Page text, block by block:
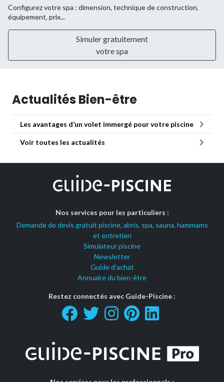
Configurez votre spa : dimension, technique de construction,
équipement, prix...
Simuler gratuitement
votre spa
Actualités Bien-être
Les avantages d’un volet immergé pour votre piscine
Voir toutes les actualités
Nos services pour les particuliers :
Demande de devis gratuit piscine, abris, spa, sauna, hammams
et entretien
Simulateur piscine
Newsletter
Guide d'achat
Annuaire du bien-être
Restez connectés avec Guide-Piscine :